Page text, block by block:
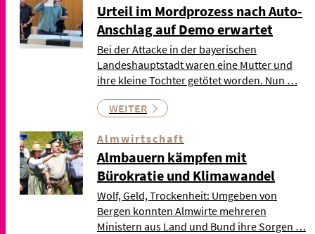
Urteil im Mordprozess nach Auto-
Anschlag auf Demo erwartet
Bei der Attacke in der bayerischen
Landeshauptstadt waren eine Mutter und
ihre kleine Tochter getötet worden. Nun …
WEITER
Almwirtschaft
Almbauern kämpfen mit
Bürokratie und Klimawandel
Wolf, Geld, Trockenheit: Umgeben von
Bergen konnten Almwirte mehreren
Ministern aus Land und Bund ihre Sorgen …